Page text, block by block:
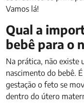
Vamos lá!
Qual a
bebê para o
Na prática, não existe
nascimento do bebê.
gestação o feto se
dentro do útero